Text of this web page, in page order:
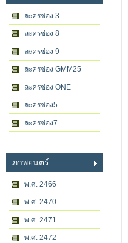
ละครช่อง 3
ละครช่อง 8
ละครช่อง 9
ละครช่อง GMM25
ละครช่อง ONE
ละครช่อง5
ละครช่อง7
ภาพยนตร์
พ.ศ. 2466
พ.ศ. 2470
พ.ศ. 2471
พ.ศ. 2472